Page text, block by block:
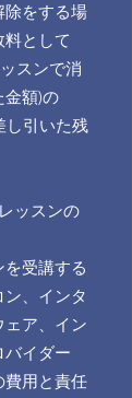
除をする場
として
スンで消
金額)の
し引いた残
ッスンの
を受講する
、インタ
ア、イン
バイダー
費用と責任